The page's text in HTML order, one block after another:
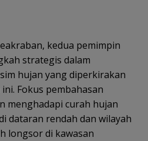
kedua pemimpin
strategis dalam
hujan yang diperkirakan
Fokus pembahasan
menghadapi curah hujan
dataran rendah dan wilayah
longsor di kawasan